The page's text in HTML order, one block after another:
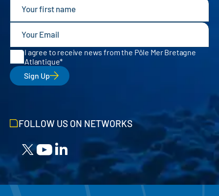
I agree to receive news from the Pôle Mer Bretagne
Atlantique
Sign Up
FOLLOW US ON NETWORKS